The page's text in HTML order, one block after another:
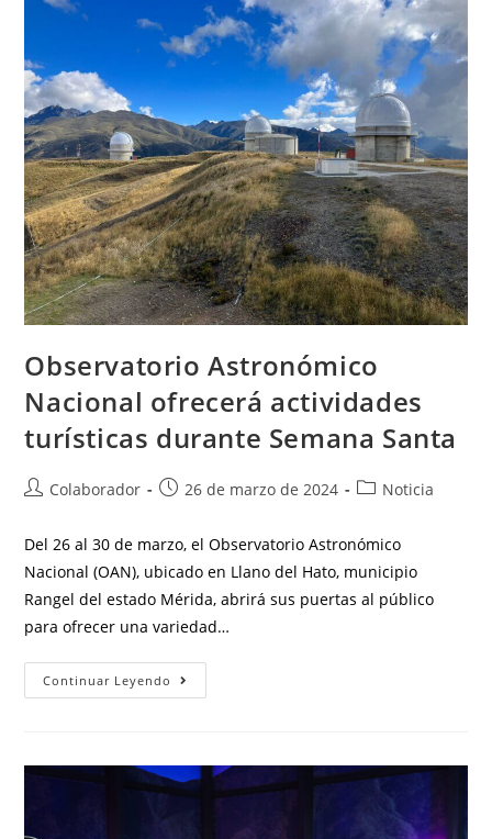
Observatorio Astronómico
Nacional ofrecerá actividades
turísticas durante Semana Santa
Colaborador 26 de marzo de 2024 Noticia
Del 26 al 30 de marzo, el Observatorio Astronómico
Nacional (OAN), ubicado en Llano del Hato, municipio
Rangel del estado Mérida, abrirá sus puertas al público
para ofrecer una variedad…
Continuar Leyendo